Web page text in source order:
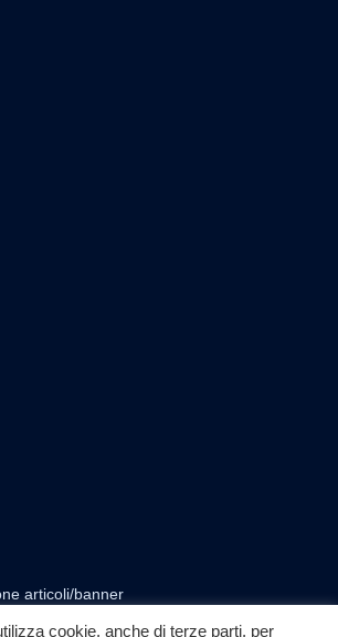
articoli/banner
cookie, anche di terze parti, per